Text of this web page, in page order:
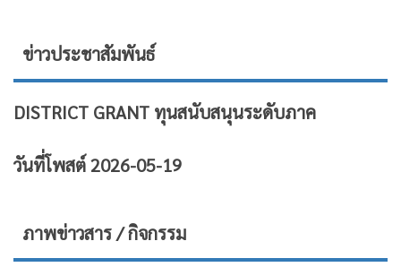
ข่าวประชาสัมพันธ์
DISTRICT GRANT ทุนสนับสนุนระดับภาค
วันที่โพสต์ 2026-05-19
ภาพข่าวสาร / กิจกรรม